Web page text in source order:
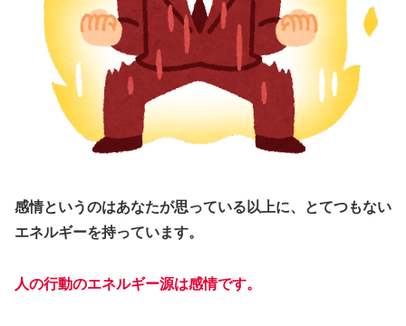
感情というのはあなたが思っている以上に、とてつもない
エネルギーを持っています。
人の行動のエネルギー源は感情です。